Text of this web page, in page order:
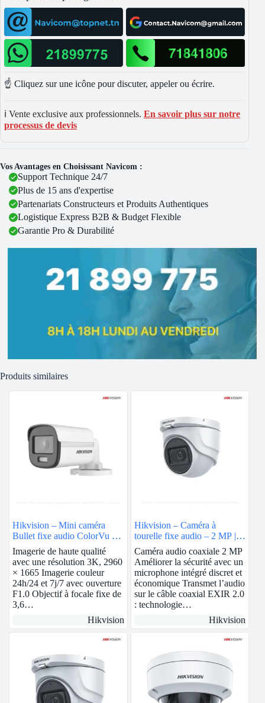
☝️ Cliquez sur une icône pour discuter, appeler ou écrire.
ℹ️ Vente exclusive aux professionnels. En savoir plus sur notre
processus de devis
Vos Avantages en Choisissant Navicom :
Support Technique 24/7
Plus de 15 ans d'expertise
Partenariats Constructeurs et Produits Authentiques
Logistique Express B2B & Budget Flexible
Garantie Pro & Durabilité
Produits similaires
Hikvision – Mini caméra
Bullet fixe audio ColorVu 3K
| DS-2CE10KF0T-FS
Imagerie de haute qualité
avec une résolution 3K, 2960
× 1665 Imagerie couleur
24h/24 et 7j/7 avec ouverture
F1.0 Objectif à focale fixe de
3,6…
Hikvision
Hikvision – Caméra à
tourelle fixe audio – 2 MP |
DS-2CE76D0T-ITMFS
Caméra audio coaxiale 2 MP
Améliorer la sécurité avec un
microphone intégré discret et
économique Transmet l’audio
sur le câble coaxial EXIR 2.0
: technologie…
Hikvision